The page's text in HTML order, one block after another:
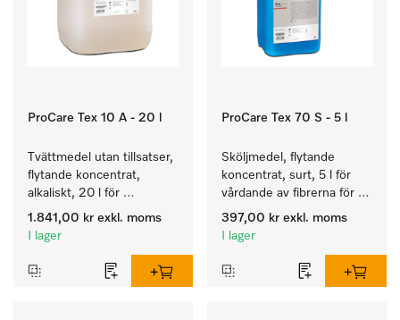
ProCare Tex 10 A - 20 l
Tvättmedel utan tillsatser,
flytande koncentrat,
alkaliskt, 20 l för
rengöring av vittvätt och
färgäkta kulörtvätt.
1.841,00 kr exkl. moms
I lager
ProCare Tex 70 S - 5 l
Sköljmedel, flytande
koncentrat, surt, 5 l för
vårdande av fibrerna för
en långvarig smidighet
hos textilierna.
397,00 kr exkl. moms
I lager